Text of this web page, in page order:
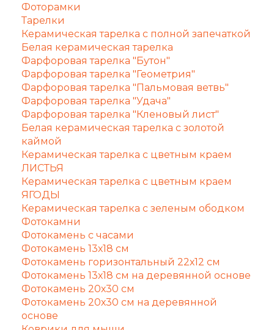
Фоторамки
Тарелки
Керамическая тарелка с полной запечаткой
Белая керамическая тарелка
Фарфоровая тарелка "Бутон"
Фарфоровая тарелка "Геометрия"
Фарфоровая тарелка "Пальмовая ветвь"
Фарфоровая тарелка "Удача"
Фарфоровая тарелка "Кленовый лист"
Белая керамическая тарелка с золотой
каймой
Керамическая тарелка с цветным краем
ЛИСТЬЯ
Керамическая тарелка с цветным краем
ЯГОДЫ
Керамическая тарелка с зеленым ободком
Фотокамни
Фотокамень с часами
Фотокамень 13х18 см
Фотокамень горизонтальный 22х12 см
Фотокамень 13х18 см на деревянной основе
Фотокамень 20х30 см
Фотокамень 20х30 см на деревянной
основе